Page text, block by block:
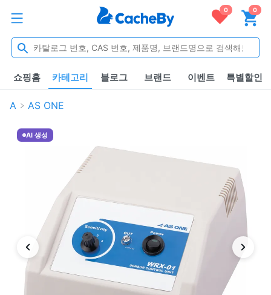
0 0
쇼핑홈 카테고리 블로그 브랜드 이벤트 특별할인
A AS ONE
AI 생성